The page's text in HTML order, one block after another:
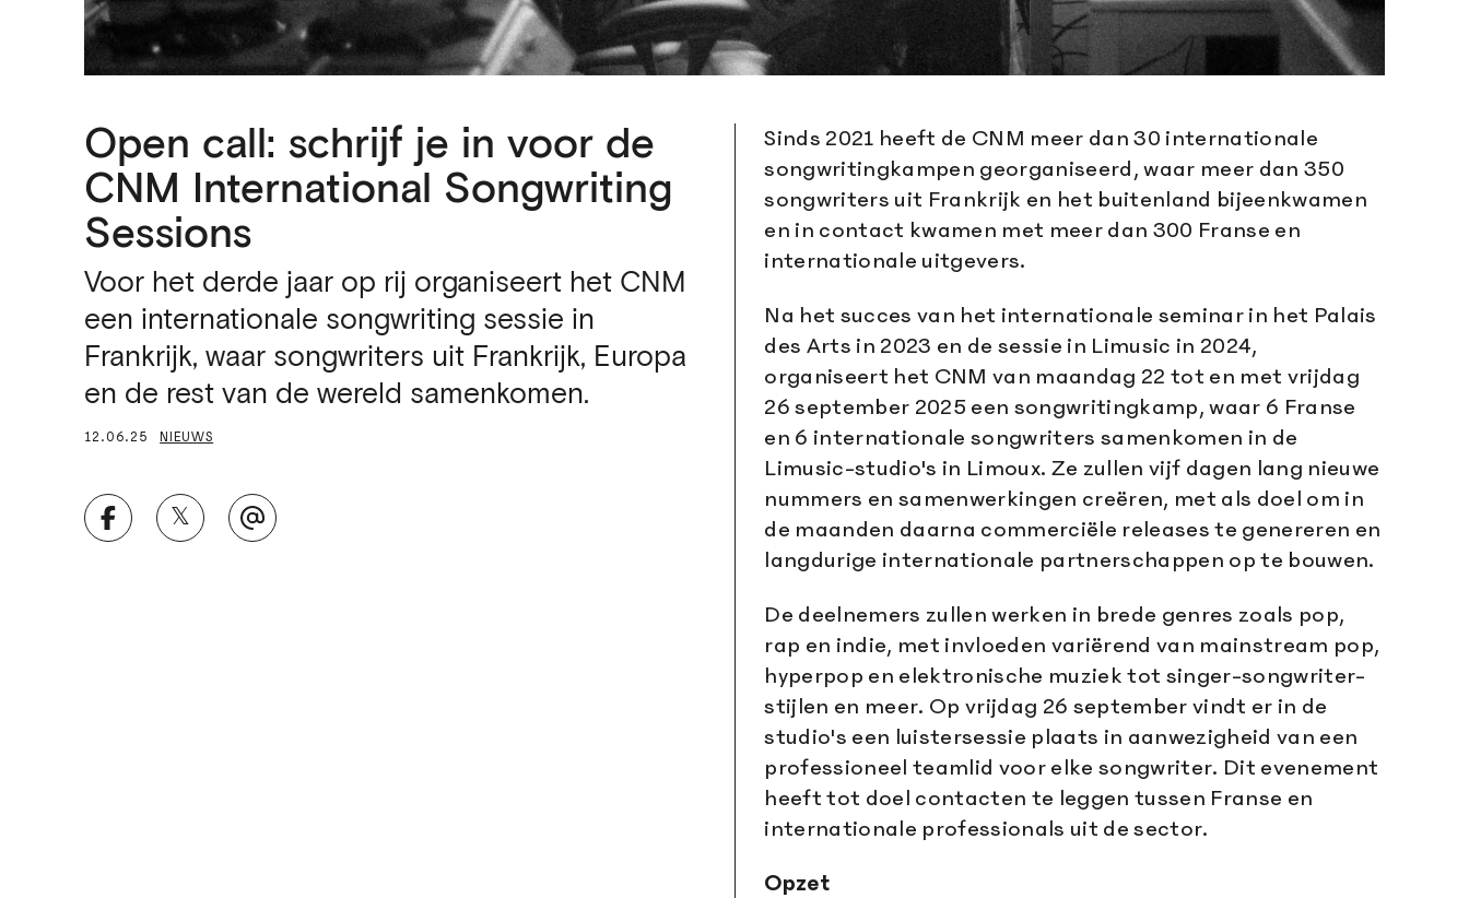
Open call: schrijf je in voor de
CNM International Songwriting
Sessions
Voor het derde jaar op rij organiseert het CNM
een internationale songwriting sessie in
Frankrijk, waar songwriters uit Frankrijk, Europa
en de rest van de wereld samenkomen.
12.06.25 NIEUWS
𝕏
Sinds 2021 heeft de CNM meer dan 30 internationale
songwritingkampen georganiseerd, waar meer dan 350
songwriters uit Frankrijk en het buitenland bijeenkwamen
en in contact kwamen met meer dan 300 Franse en
internationale uitgevers.
Na het succes van het internationale seminar in het Palais
des Arts in 2023 en de sessie in Limusic in 2024,
organiseert het CNM van maandag 22 tot en met vrijdag
26 september 2025 een songwritingkamp, waar 6 Franse
en 6 internationale songwriters samenkomen in de
Limusic-studio's in Limoux. Ze zullen vijf dagen lang nieuwe
nummers en samenwerkingen creëren, met als doel om in
de maanden daarna commerciële releases te genereren en
langdurige internationale partnerschappen op te bouwen.
De deelnemers zullen werken in brede genres zoals pop,
rap en indie, met invloeden variërend van mainstream pop,
hyperpop en elektronische muziek tot singer-songwriter-
stijlen en meer. Op vrijdag 26 september vindt er in de
studio's een luistersessie plaats in aanwezigheid van een
professioneel teamlid voor elke songwriter. Dit evenement
heeft tot doel contacten te leggen tussen Franse en
internationale professionals uit de sector.
Opzet